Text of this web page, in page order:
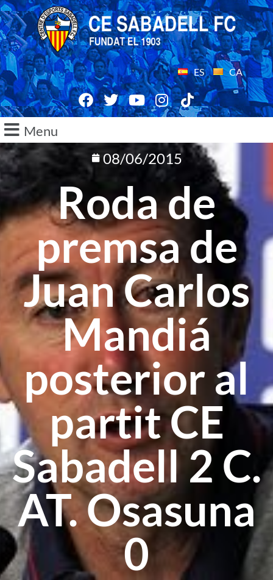
ES CA
Menu
08/06/2015
Roda de
premsa de
Juan Carlos
Mandiá
posterior al
partit CE
Sabadell 2 C.
AT. Osasuna
0